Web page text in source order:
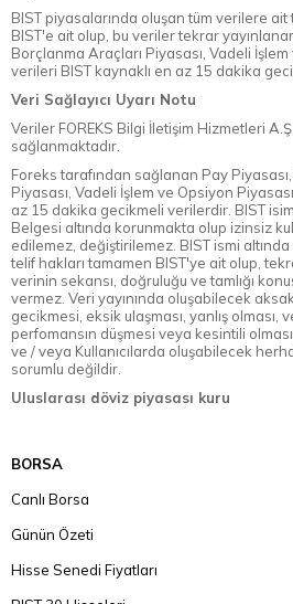
BIST piyasalarında oluşan tüm verilere ait
BIST'e ait olup, bu veriler tekrar
Borçlanma Araçları Piyasası, Vadeli
verileri BIST kaynaklı en az 15 dakika
Veri Sağlayıcı Uyarı Notu
Veriler FOREKS Bilgi İletişim Hizmetleri
sağlanmaktadır.
Foreks tarafından sağlanan Pay
Piyasası, Vadeli İşlem ve Opsiyon
az 15 dakika gecikmeli verilerdir. BIST
Belgesi altında korunmakta olup izinsiz
edilemez, değiştirilemez. BIST ismi
telif hakları tamamen BIST'ye ait olup,
verinin sekansı, doğruluğu ve tamlığı
vermez. Veri yayınında oluşabilecek
gecikmesi, eksik ulaşması, yanlış olması,
perfomansın düşmesi veya kesintili olması
ve / veya Kullanıcılarda oluşabilecek
sorumlu değildir.
Uluslarası döviz piyasası kuru
BORSA
Canlı Borsa
Günün Özeti
Hisse Senedi Fiyatları